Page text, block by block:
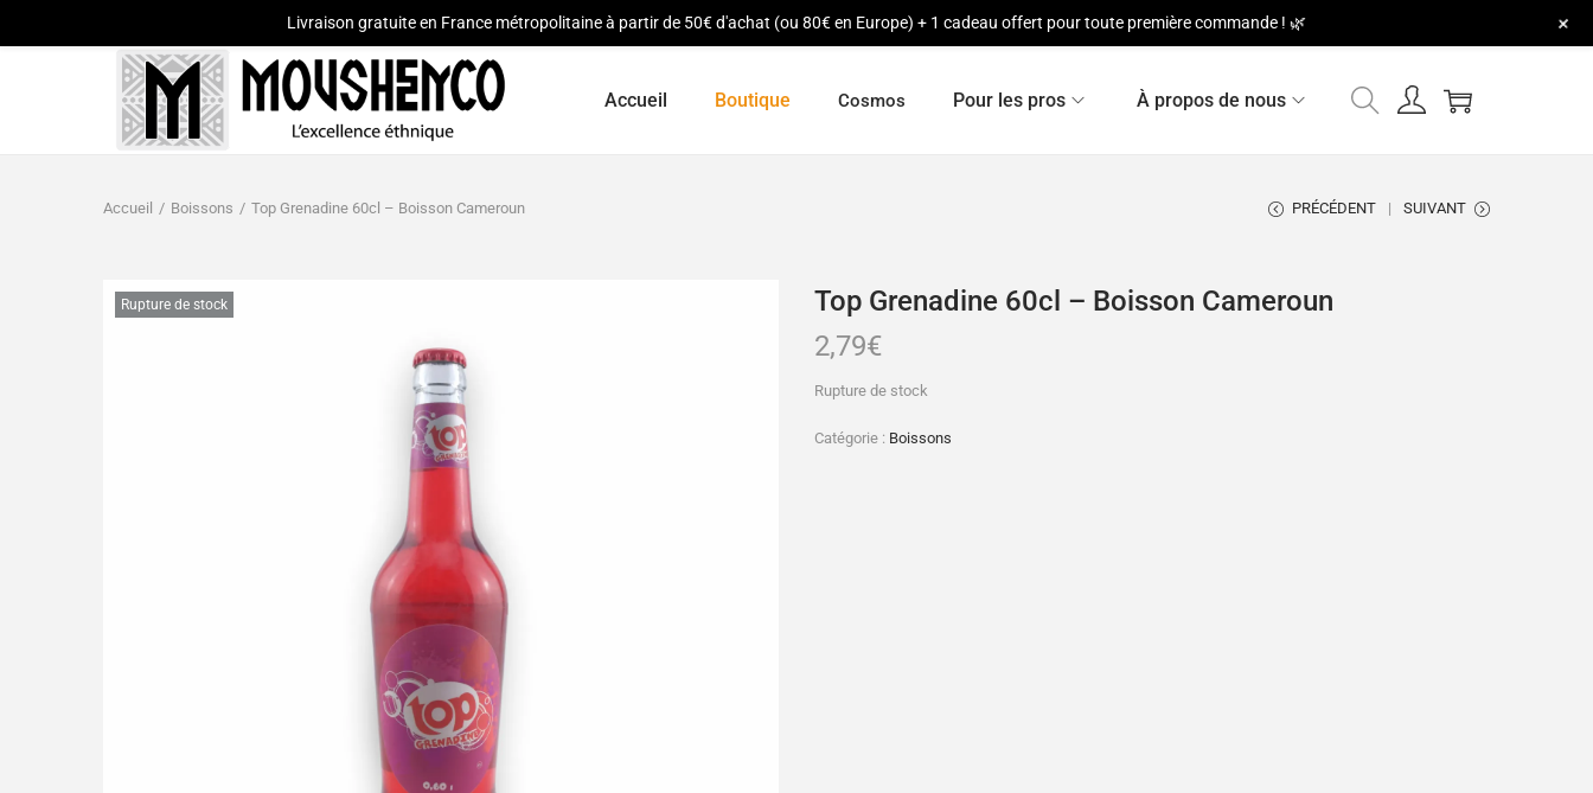
Accueil Boutique Cosmos Pour les pros À propos de nous
Accueil / Boissons / Top Grenadine 60cl – Boisson Cameroun PRÉCÉDENT SUIVANT
Rupture de stock
Top Grenadine 60cl – Boisson Cameroun
2,79€
Rupture de stock
Catégorie : Boissons
Livraison gratuite en France métropolitaine à partir de 50€ d'achat (ou 80€ en Europe) + 1 cadeau offert pour toute première commande ! 🌿 +